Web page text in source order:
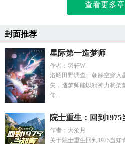
查看更多
封面推荐
星际第一造梦师
作者：羽轩W
洛昭田野调查一朝踩空穿入
失，造梦师能以精神力构架
仰...
院士重生：回到1975
作者：大沧月
关于院士重生回到1975当